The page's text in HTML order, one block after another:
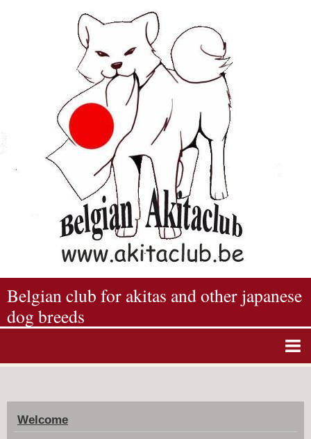
Belgian club for akitas and other japanese
dog breeds
Album photos
Agenda
Welcome